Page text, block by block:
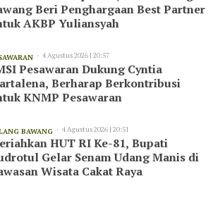
Beri Penghargaan Best Partner
AKBP Yuliansyah
4 Agustus 2026 | 20:57
Pesawaran Dukung Cyntia
Berharap Berkontribusi
KNMP Pesawaran
BAWANG 4 Agustus 2026 | 20:51
HUT RI Ke-81, Bupati
Gelar Senam Udang Manis di
Wisata Cakat Raya